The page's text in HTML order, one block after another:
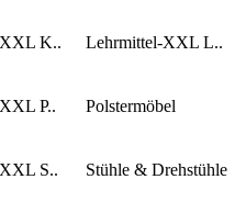
K.. Lehrmittel-XXL L..
P.. Polstermöbel
S.. Stühle & Drehstühle